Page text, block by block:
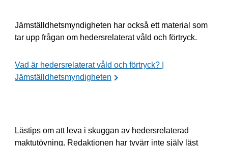
Jämställdhetsmyndigheten har också ett material som
tar upp frågan om hedersrelaterat våld och förtryck.
Vad är hedersrelaterat våld och förtryck? |
Jämställdhetsmyndigheten
Lästips om att leva i skuggan av hedersrelaterad
maktutövning. Redaktionen har tyvärr inte själv läst